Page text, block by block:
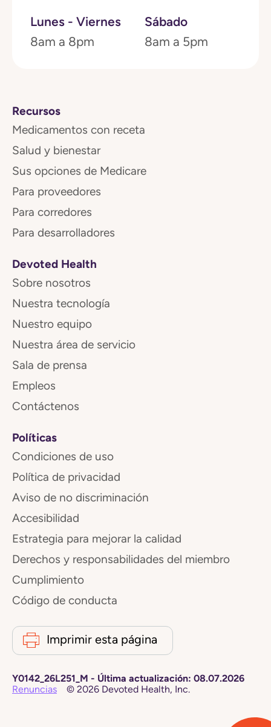
Lunes - Viernes
8am a 8pm
Sábado
8am a 5pm
Recursos
Medicamentos con receta
Salud y bienestar
Sus opciones de Medicare
Para proveedores
Para corredores
Para desarrolladores
Devoted Health
Sobre nosotros
Nuestra tecnología
Nuestro equipo
Nuestra área de servicio
Sala de prensa
Empleos
Contáctenos
Políticas
Condiciones de uso
Política de privacidad
Aviso de no discriminación
Accesibilidad
Estrategia para mejorar la calidad
Derechos y responsabilidades del miembro
Cumplimiento
Código de conducta
Imprimir esta página
Y0142_26L251_M - Última actualización: 08.07.2026
Renuncias
© 2026 Devoted Health, Inc.